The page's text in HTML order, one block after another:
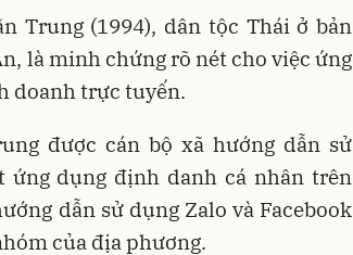
Trung (1994), dân tộc Thái ở bản
là minh chứng rõ nét cho việc ứng
doanh trực tuyến.
được cán bộ xã hướng dẫn sử
ứng dụng định danh cá nhân trên
dẫn sử dụng Zalo và Facebook
của địa phương.